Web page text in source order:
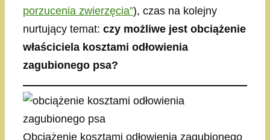
porzucenia zwierzęcia”), czas na kolejny
nurtujący temat: czy możliwe jest obciążenie
właściciela kosztami odłowienia
zagubionego psa?
Obciążenie kosztami odłowienia zagubionego